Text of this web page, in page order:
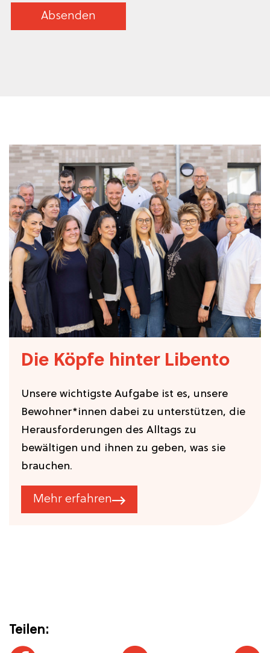
Absenden
Die Köpfe hinter Libento
Unsere wichtigste Aufgabe ist es, unsere
Bewohner*innen dabei zu unterstützen, die
Herausforderungen des Alltags zu
bewältigen und ihnen zu geben, was sie
brauchen.
Mehr erfahren
Teilen: